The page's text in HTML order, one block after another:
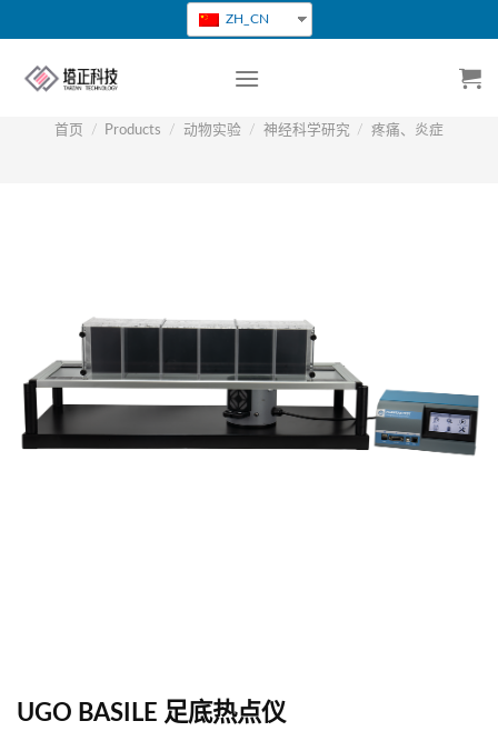
转
ZH_CN
首页 / Products / 动物实验 / 神经科学研究 / 疼痛、炎症
UGO BASILE 足底热点仪